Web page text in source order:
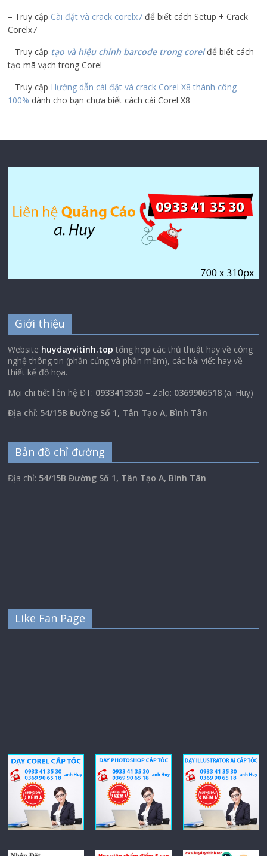
– Truy cập Cài đặt và crack corelx7 để biết cách Setup + Crack
Corelx7
– Truy cập tạo và hiệu chỉnh barcode trong corelđể biết cách
tạo mã vạch trong Corel
– Truy cập Hướng dẫn cài đặt và crack Corel X8 thành công
100% dành cho bạn chưa biết cách cài Corel X8
Giới thiệu
Website huydayvitinh.top tổng hợp các thủ thuật hay về công
nghệ thông tin (phần cứng và phần mềm), các bài viết hay về
thiết kế đồ họa.
Mọi chi tiết liên hệ ĐT: 0933413530 – Zalo: 0369906518 (a. Huy)
Địa chỉ: 54/15B Đường Số 1, Tân Tạo A, Bình Tân
Bản đồ chỉ đường
Địa chỉ: 54/15B Đường Số 1, Tân Tạo A, Bình Tân
Like Fan Page